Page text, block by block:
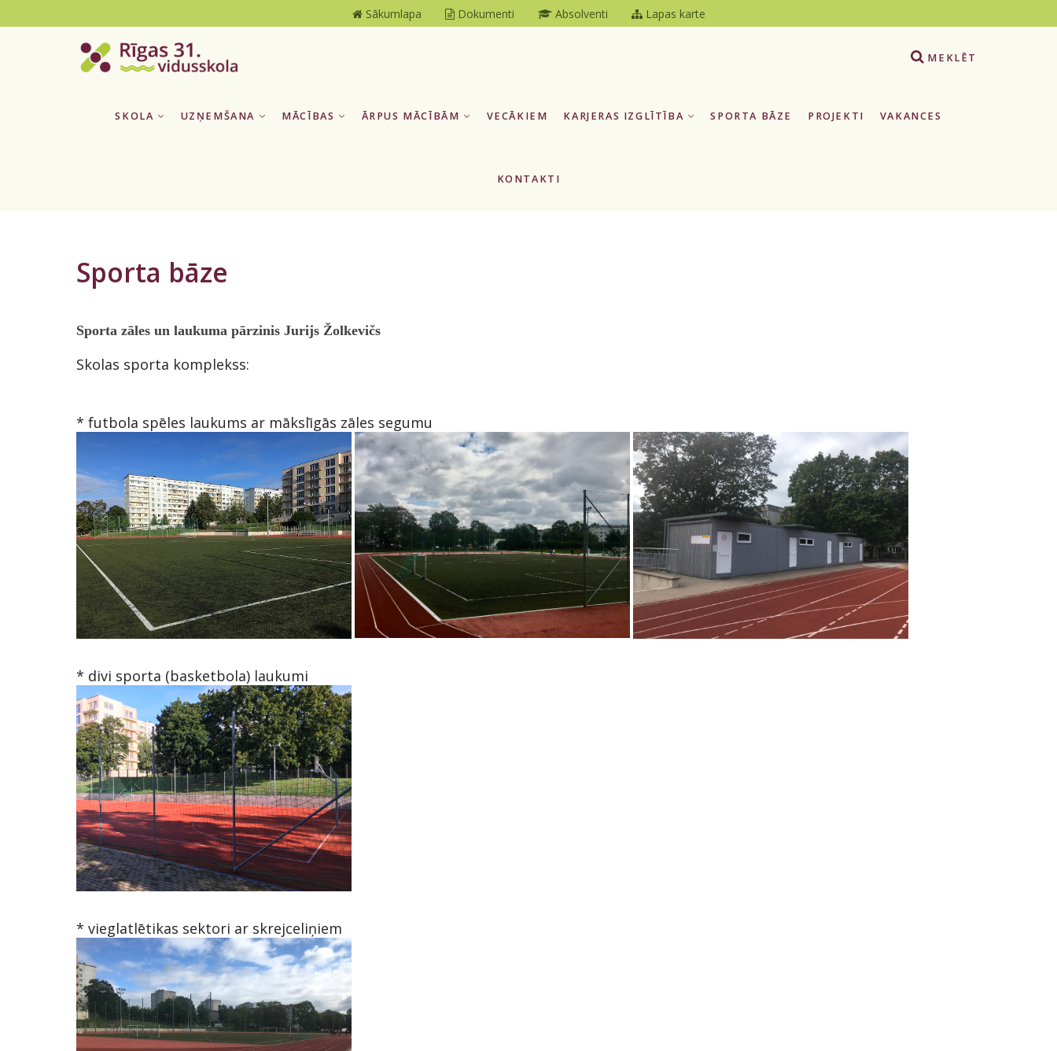
Sākumlapa Dokumenti Absolventi Lapas karte
MEKLĒT
SKOLA UZŅEMŠANA MĀCĪBAS ĀRPUS MĀCĪBĀM VECĀKIEM KARJERAS IZGLĪTĪBA SPORTA BĀZE PROJEKTI VAKANCES
KONTAKTI
Sporta bāze
Sporta zāles un laukuma pārzinis Jurijs Žolkevičs
Skolas sporta komplekss:
* futbola spēles laukums ar mākslīgās zāles segumu
* divi sporta (basketbola) laukumi
* vieglatlētikas sektori ar skrejceliņiem